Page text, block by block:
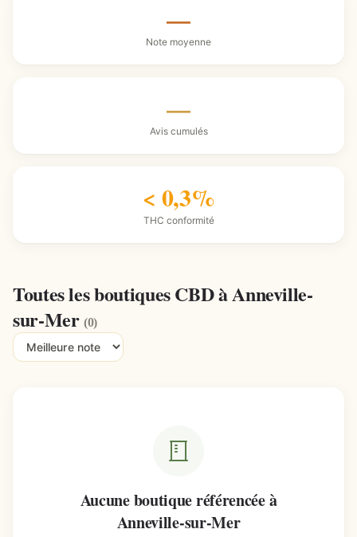
—
Note moyenne
—
Avis cumulés
< 0,3%
THC conformité
Toutes les boutiques CBD à Anneville-
sur-Mer(0)
Aucune boutique référencée à
Anneville-sur-Mer